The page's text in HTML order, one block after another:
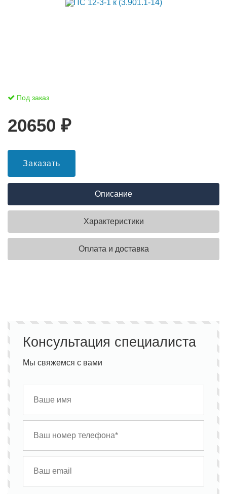
Под заказ
20650 ₽
Заказать
Описание
Характеристики
Оплата и доставка
Консультация специалиста
Мы свяжемся с вами